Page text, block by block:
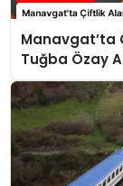
Manavgat’ta
Tuğba Özay
Hazırlanıyor